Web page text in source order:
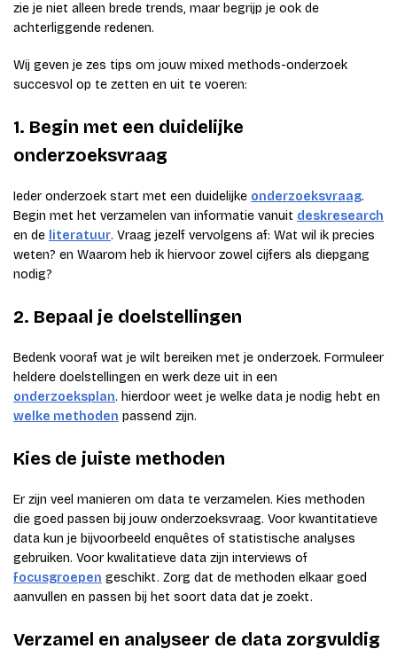
zie je niet alleen brede trends, maar begrijp je ook de
achterliggende redenen.
Wij geven je zes tips om jouw mixed methods-onderzoek
succesvol op te zetten en uit te voeren:
1. Begin met een duidelijke
onderzoeksvraag
Ieder onderzoek start met een duidelijke onderzoeksvraag.
Begin met het verzamelen van informatie vanuit deskresearch
en de literatuur. Vraag jezelf vervolgens af: Wat wil ik precies
weten? en Waarom heb ik hiervoor zowel cijfers als diepgang
nodig?
2. Bepaal je doelstellingen
Bedenk vooraf wat je wilt bereiken met je onderzoek. Formuleer
heldere doelstellingen en werk deze uit in een
onderzoeksplan. hierdoor weet je welke data je nodig hebt en
welke methoden passend zijn.
Kies de juiste methoden
Er zijn veel manieren om data te verzamelen. Kies methoden
die goed passen bij jouw onderzoeksvraag. Voor kwantitatieve
data kun je bijvoorbeeld enquêtes of statistische analyses
gebruiken. Voor kwalitatieve data zijn interviews of
focusgroepen geschikt. Zorg dat de methoden elkaar goed
aanvullen en passen bij het soort data dat je zoekt.
Verzamel en analyseer de data zorgvuldig